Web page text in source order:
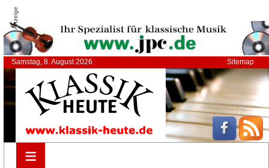
Anzeige
Samstag, 8. August 2026 Sitemap
≡
≡